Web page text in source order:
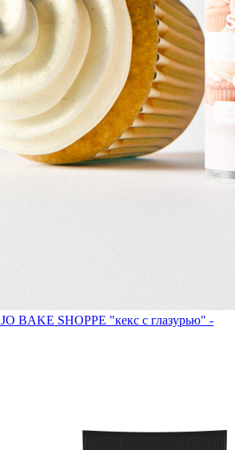
BAKE SHOPPE "кекс с глазурью" -